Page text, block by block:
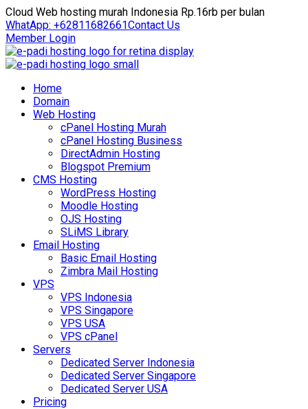
Cloud Web hosting murah Indonesia Rp.16rb per bulan
WhatApp: +62811682661Contact Us
Member Login
Home
Domain
Web Hosting
cPanel Hosting Murah
cPanel Hosting Business
DirectAdmin Hosting
Blogspot Premium
CMS Hosting
WordPress Hosting
Moodle Hosting
OJS Hosting
SLiMS Library
Email Hosting
Basic Email Hosting
Zimbra Mail Hosting
VPS
VPS Indonesia
VPS Singapore
VPS USA
VPS cPanel
Servers
Dedicated Server Indonesia
Dedicated Server Singapore
Dedicated Server USA
Pricing